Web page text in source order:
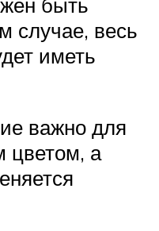
быть
случае, весь
иметь
важно для
цветом, а